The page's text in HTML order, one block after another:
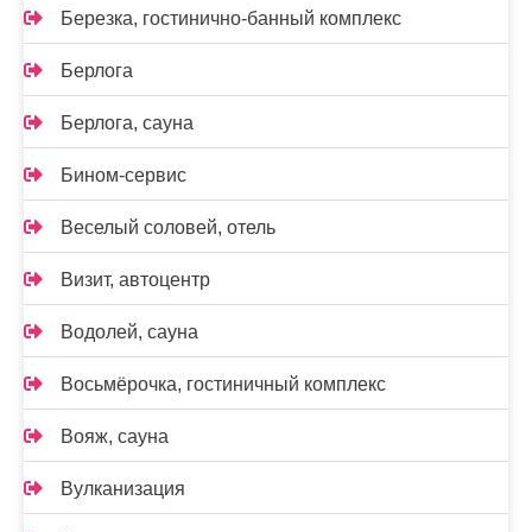
Березка, гостинично-банный комплекс
Берлога
Берлога, сауна
Бином-сервис
Веселый соловей, отель
Визит, автоцентр
Водолей, сауна
Восьмёрочка, гостиничный комплекс
Вояж, сауна
Вулканизация